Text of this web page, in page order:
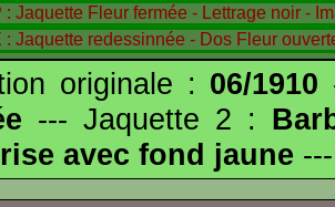
originale : 06/1910
--- Jaquette 2 :
avec fond jaune ---